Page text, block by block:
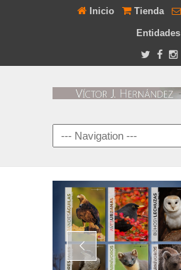
Inicio Tienda
Entidades